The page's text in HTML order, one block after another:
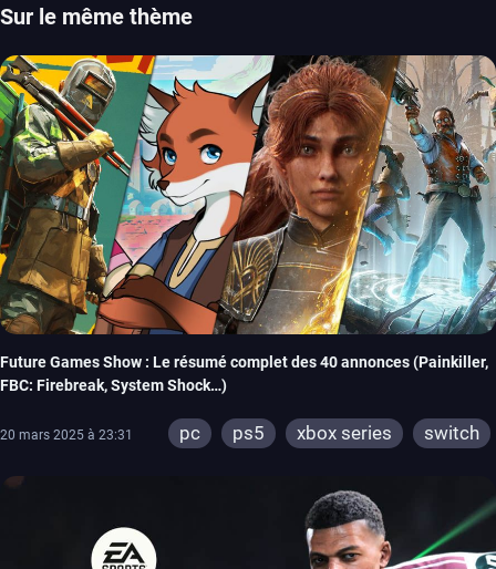
Sur le même thème
Future Games Show : Le résumé complet des 40 annonces (Painkiller,
FBC: Firebreak, System Shock…)
20 mars 2025 à 23:31 pc ps5 xbox series switch